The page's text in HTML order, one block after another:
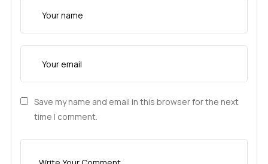
Save my name and email in this browser for the next
time I comment.